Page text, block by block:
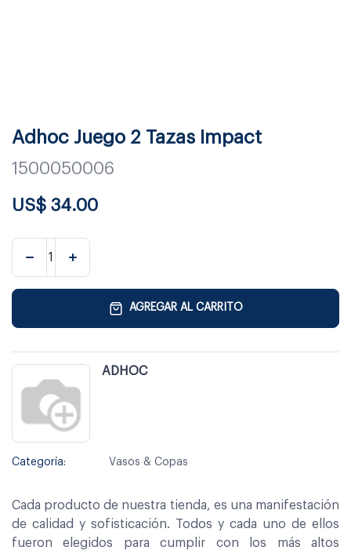
Adhoc Juego 2 Tazas Impact
1500050006
US$ 34.00
AGREGAR AL CARRITO
ADHOC
Categoría: Vasos & Copas
Cada producto de nuestra tienda, es una manifestación
de calidad y sofisticación. Todos y cada uno de ellos
fueron elegidos para cumplir con los más altos